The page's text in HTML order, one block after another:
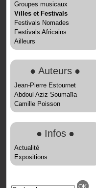
Groupes musicaux
Villes et Festivals
Festivals Nomades
Festivals Africains
Ailleurs
● Auteurs ●
Jean-Pierre Estournet
Abdoul Aziz Soumaïla
Camille Poisson
● Infos ●
Actualité
Expositions